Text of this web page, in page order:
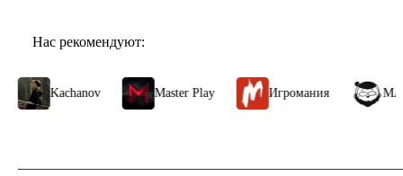
Нас рекомендуют:
Kachanov Master Play Игромания